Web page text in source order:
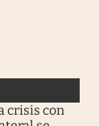
crisis con